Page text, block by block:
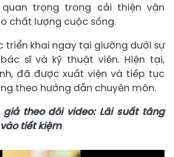
trọng trong cải thiện vận
chất lượng cuộc sống.
khai ngay tại giường dưới sự
sĩ và kỹ thuật viên. Hiện tại,
đã được xuất viện và tiếp tục
theo hướng dẫn chuyên môn.
giả theo dõi video: Lãi suất tăng
tiết kiệm